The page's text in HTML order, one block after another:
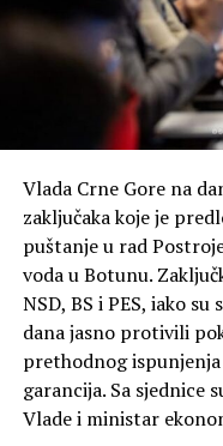
Vlada Crne Gore na
zaključaka koje je
puštanje u rad
voda u Botunu.
NSD, BS i PES, iako
dana jasno protivili
prethodnog
garancija. Sa sjednice
Vlade i ministar